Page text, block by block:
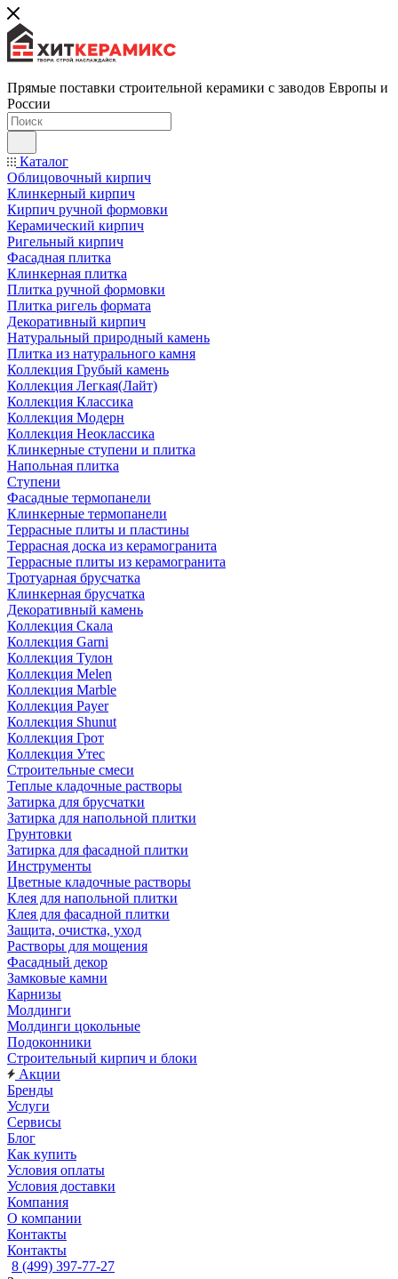
Прямые поставки строительной керамики с заводов Европы и
России
Каталог
Облицовочный кирпич
Клинкерный кирпич
Кирпич ручной формовки
Керамический кирпич
Ригельный кирпич
Фасадная плитка
Клинкерная плитка
Плитка ручной формовки
Плитка ригель формата
Декоративный кирпич
Натуральный природный камень
Плитка из натурального камня
Коллекция Грубый камень
Коллекция Легкая(Лайт)
Коллекция Классика
Коллекция Модерн
Коллекция Неоклассика
Клинкерные ступени и плитка
Напольная плитка
Ступени
Фасадные термопанели
Клинкерные термопанели
Террасные плиты и пластины
Террасная доска из керамогранита
Террасные плиты из керамогранита
Тротуарная брусчатка
Клинкерная брусчатка
Декоративный камень
Коллекция Скала
Коллекция Garni
Коллекция Тулон
Коллекция Melen
Коллекция Marble
Коллекция Payer
Коллекция Shunut
Коллекция Грот
Коллекция Утес
Строительные смеси
Теплые кладочные растворы
Затирка для брусчатки
Затирка для напольной плитки
Грунтовки
Затирка для фасадной плитки
Инструменты
Цветные кладочные растворы
Клея для напольной плитки
Клея для фасадной плитки
Защита, очистка, уход
Растворы для мощения
Фасадный декор
Замковые камни
Карнизы
Молдинги
Молдинги цокольные
Подоконники
Строительный кирпич и блоки
Акции
Бренды
Услуги
Сервисы
Блог
Как купить
Условия оплаты
Условия доставки
Компания
О компании
Контакты
Контакты
8 (499) 397-77-27